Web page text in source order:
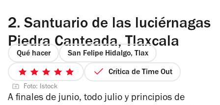
2. Santuario de las luciérnagas
Piedra Canteada, Tlaxcala
Qué hacer San Felipe Hidalgo, Tlax
5
de
5
Crítica de Time Out
Foto: Istock
A finales de junio, todo julio y principios de